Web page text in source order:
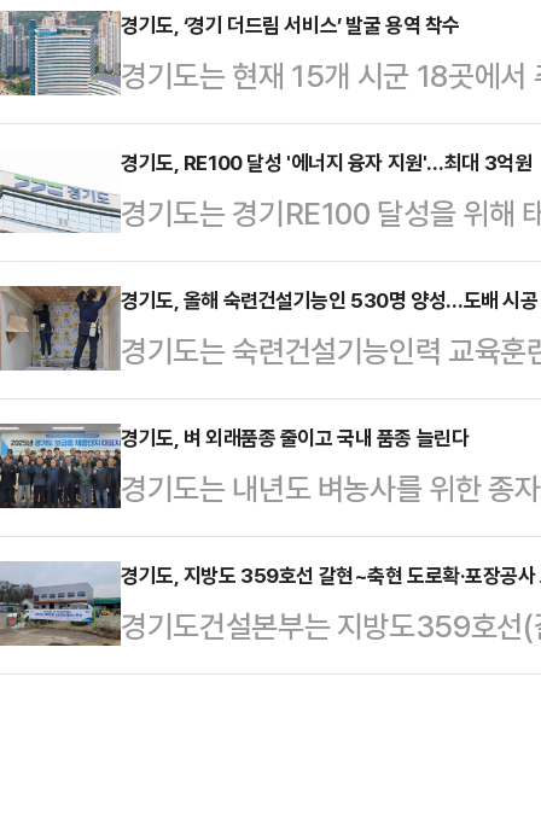
경기도, ‘경기 더드림 서비스’ 발굴 용역 착수
경기도는 현재 15개 시군 18곳에서
으로 ‘경기 더드림 서비스’ 발굴을
사업’은 민선8기 경기도형 도시재
서 지역 여건에 맞는 다양한 아이디
추진하는 것이 특징이다.‘경기 더드
을 통해 제공하는 맞춤형 지역관리
원센터, 마을조합, 기업 등이 연계해
및 공공시설 관리 등…
경기도, RE100 달성 '에너지 융자 지원'…최대 3억원
경기도는 경기RE100 달성을 위해
저금리 융자지원을 시행한다고 6
200kW 이하 발전사업자로 한국에
은 모듈과 인버터를 설치하고, 지난
고수리를 완료한 경우다.사업자는
하나은행을 통해 1.8%의 저금리로
금 소진 시까지 순차적으로 진행된
도는 2030년까지 신재생…
경기도, 올해 숙련건설기능인 530명 양성…도배 시
경기도는 숙련건설기능인력 교육
건설기능인 530명 양성한다고 5
에어컨 설치 △가구시공기사 양성
전문학교(광주 소재) 등 5개 협력
공 △도장 △배관 등 주요 직종으로
기술인 양성과정을 7일 시작으로
고용 문제 해결을 위해 △남양주시
타일·방수 등 116명 등…
경기도, 벼 외래품종 줄이고 국내 품종 늘린다
경기도는 내년도 벼농사를 위한 종
생산·공급계획’을 수립하고 본격
방침을 반영해 외래품종을 줄이고
총 2247톤을 생산해 2100톤을 내
2050톤은 도내에서, 50톤은 강원·
경기도, 지방도 359호선 갈현~축현 도로확·포장공사
경기도건설본부는 지방도359호선
사업추진과 주민 교통편의를 위해